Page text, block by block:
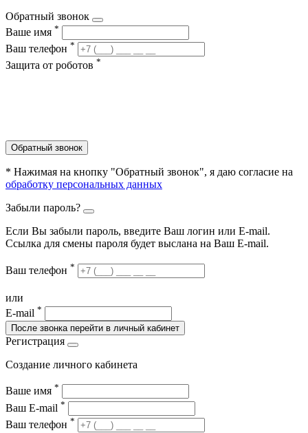
Обратный звонок
Ваше имя *
Ваш телефон *
Защита от роботов *
Обратный звонок
* Нажимая на кнопку "Обратный звонок", я даю согласие на
обработку персональных данных
Забыли пароль?
Если Вы забыли пароль, введите Ваш логин или Е-mail.
Ссылка для смены пароля будет выслана на Ваш E-mail.
Ваш телефон *
или
E-mail *
После звонка перейти в личный кабинет
Регистрация
Создание личного кабинета
Ваше имя *
Ваш E-mail *
Ваш телефон *